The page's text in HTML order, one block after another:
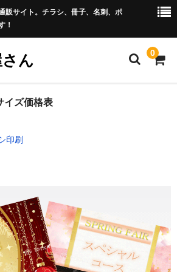
販サイト。チラシ、冊子、名刺、ポ
！
ん 0
イズ価格表
印刷